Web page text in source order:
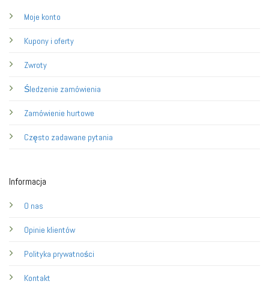
Moje konto
Kupony i oferty
Zwroty
Śledzenie zamówienia
Zamówienie hurtowe
Często zadawane pytania
Informacja
O nas
Opinie klientów
Polityka prywatności
Kontakt